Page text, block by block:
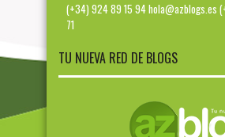
(+34) 924 89 15 94 hola@azblogs.es
71
TU NUEVA RED DE BLOGS